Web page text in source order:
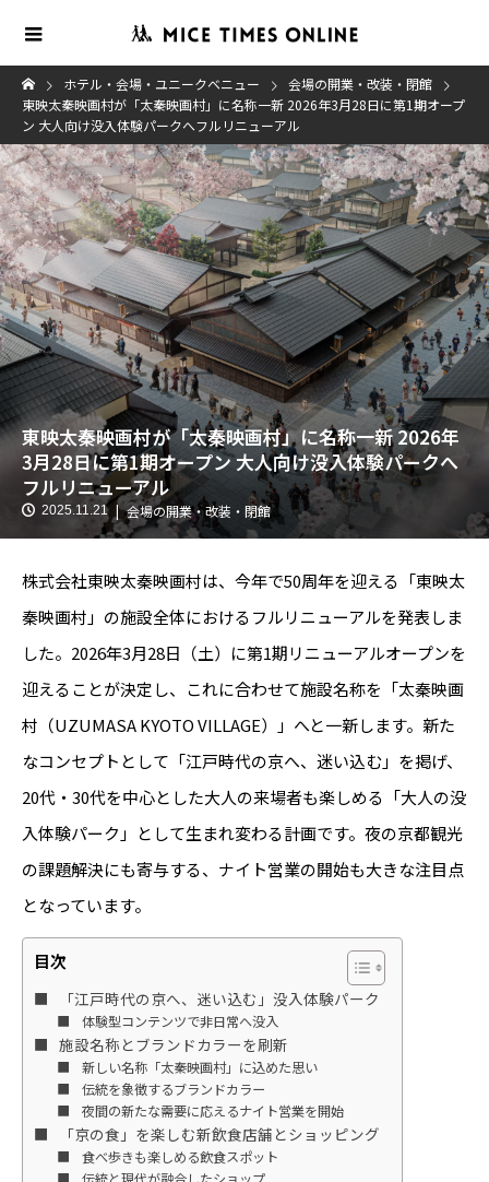
ホテル・会場・ユニークベニュー
会場の開業・改装・閉館
東映太秦映画村が「太秦映画村」に名称一新 2026年3月28日に第1期オープ
ン 大人向け没入体験パークへフルリニューアル
東映太秦映画村が「太秦映画村」に名称一新 2026年
3月28日に第1期オープン 大人向け没入体験パークへ
フルリニューアル
2025.11.21 会場の開業・改装・閉館
株式会社東映太秦映画村は、今年で50周年を迎える「東映太
秦映画村」の施設全体におけるフルリニューアルを発表しま
した。2026年3月28日（土）に第1期リニューアルオープンを
迎えることが決定し、これに合わせて施設名称を「太秦映画
村（UZUMASA KYOTO VILLAGE）」へと一新します。新た
なコンセプトとして「江戸時代の京へ、迷い込む」を掲げ、
20代・30代を中心とした大人の来場者も楽しめる「大人の没
入体験パーク」として生まれ変わる計画です。夜の京都観光
の課題解決にも寄与する、ナイト営業の開始も大きな注目点
となっています。
目次
「江戸時代の京へ、迷い込む」没入体験パーク
体験型コンテンツで非日常へ没入
施設名称とブランドカラーを刷新
新しい名称「太秦映画村」に込めた思い
伝統を象徴するブランドカラー
夜間の新たな需要に応えるナイト営業を開始
「京の食」を楽しむ新飲食店舗とショッピング
食べ歩きも楽しめる飲食スポット